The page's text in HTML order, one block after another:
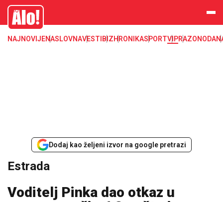
Estrada, poznati, VIP
Alo
NAJNOVIJENASLOVNAVESTI BIZHRONIKASPORTVIPRAZONODA
Dodaj kao željeni izvor na google pretrazi
Estrada
Voditelj Pinka dao otkaz u